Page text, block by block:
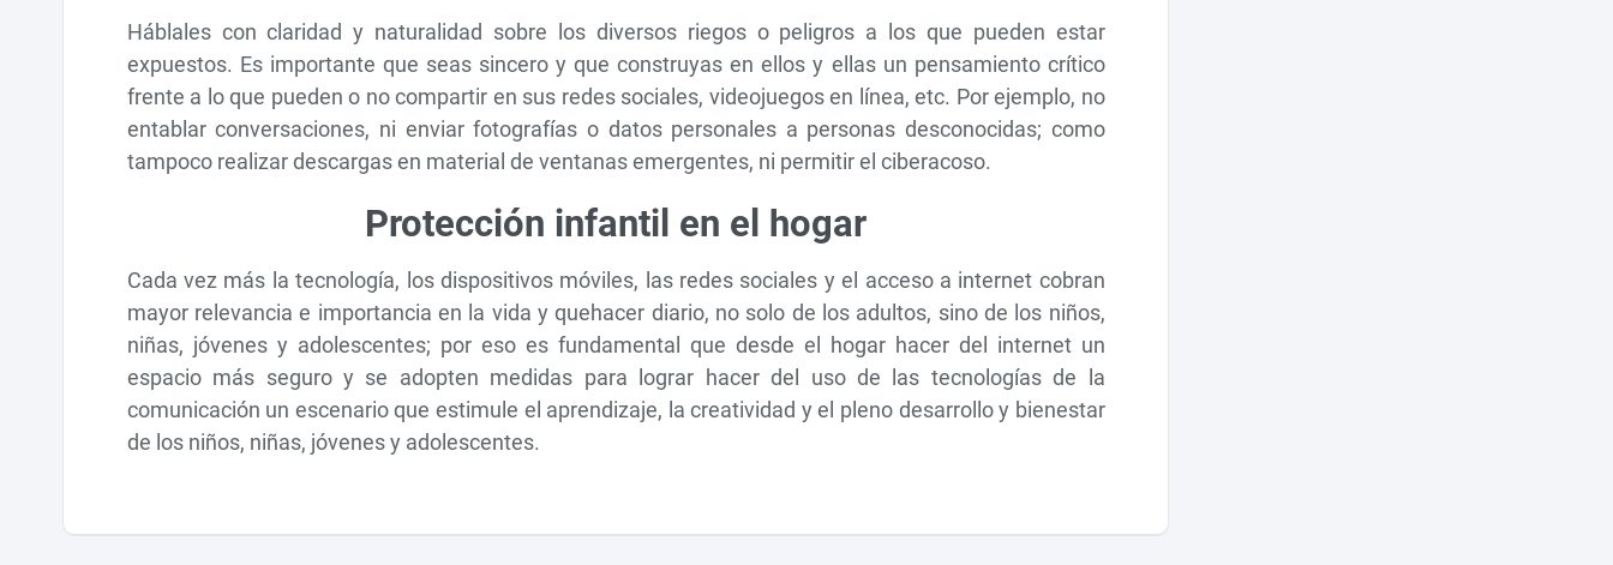
Háblales con claridad y naturalidad sobre los diversos riegos o peligros a los que pueden estar
expuestos. Es importante que seas sincero y que construyas en ellos y ellas un pensamiento crítico
frente a lo que pueden o no compartir en sus redes sociales, videojuegos en línea, etc. Por ejemplo, no
entablar conversaciones, ni enviar fotografías o datos personales a personas desconocidas; como
tampoco realizar descargas en material de ventanas emergentes, ni permitir el ciberacoso.
Protección infantil en el hogar
Cada vez más la tecnología, los dispositivos móviles, las redes sociales y el acceso a internet cobran
mayor relevancia e importancia en la vida y quehacer diario, no solo de los adultos, sino de los niños,
niñas, jóvenes y adolescentes; por eso es fundamental que desde el hogar hacer del internet un
espacio más seguro y se adopten medidas para lograr hacer del uso de las tecnologías de la
comunicación un escenario que estimule el aprendizaje, la creatividad y el pleno desarrollo y bienestar
de los niños, niñas, jóvenes y adolescentes.